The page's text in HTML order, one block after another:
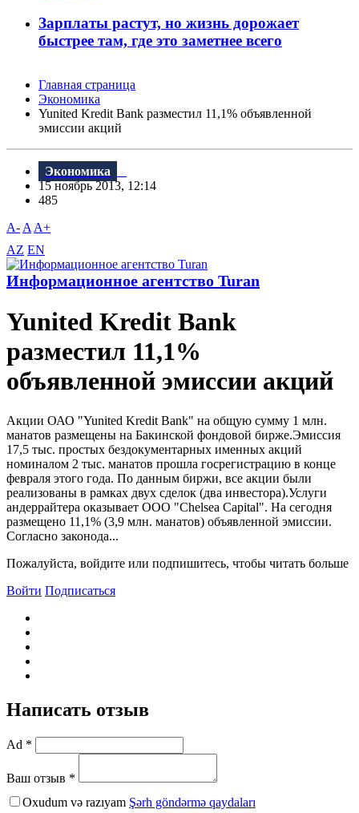
Зарплаты растут, но жизнь дорожает
быстрее там, где это заметнее всего
Главная страница
Экономика
Yunited Kredit Bank разместил 11,1% объявленной
эмиссии акций
Экономика
15 ноябрь 2013, 12:14
485
A- A A+
AZ EN
Информационное агентство Turan
Yunited Kredit Bank
разместил 11,1%
объявленной эмиссии акций
Акции ОАО "Yunited Kredit Bank" на общую сумму 1 млн.
манатов размещены на Бакинской фондовой бирже.Эмиссия
17,5 тыс. простых бездокументарных именных акций
номиналом 2 тыс. манатов прошла госрегистрацию в конце
февраля этого года. По данным биржи, все акции были
реализованы в рамках двух сделок (два инвестора).Услуги
андеррайтера оказывает ООО "Сhelsea Сapital". На сегодня
размещено 11,1% (3,9 млн. манатов) объявленной эмиссии.
Согласно законода...
Пожалуйста, войдите или подпишитесь, чтобы читать больше
Войти Подписаться
Написать отзыв
Ad *
Ваш отзыв *
Oxudum və razıyam Şərh göndərmə qaydaları